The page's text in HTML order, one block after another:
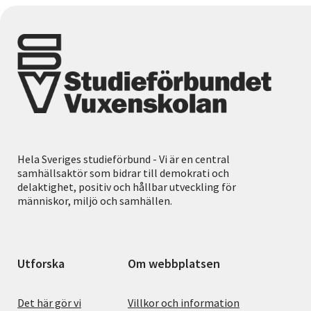
Hela Sveriges studieförbund - Vi är en central
samhällsaktör som bidrar till demokrati och
delaktighet, positiv och hållbar utveckling för
människor, miljö och samhällen.
Utforska
Det här gör vi
Om webbplatsen
Villkor och information